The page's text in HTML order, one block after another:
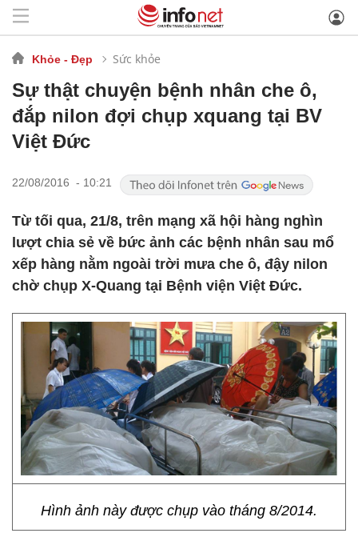
Khỏe - Đẹp Sức khỏe
Sự thật chuyện bệnh nhân che ô,
đắp nilon đợi chụp xquang tại BV
Việt Đức
22/08/2016 - 10:21
Từ tối qua, 21/8, trên mạng xã hội hàng nghìn
lượt chia sẻ về bức ảnh các bệnh nhân sau mổ
xếp hàng nằm ngoài trời mưa che ô, đậy nilon
chờ chụp X-Quang tại Bệnh viện Việt Đức.
Hình ảnh này được chụp vào tháng 8/2014.